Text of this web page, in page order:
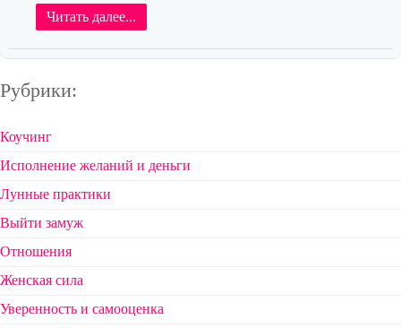
Читать далее...
Рубрики:
Коучинг
Исполнение желаний и деньги
Лунные практики
Выйти замуж
Отношения
Женская сила
Уверенность и самооценка